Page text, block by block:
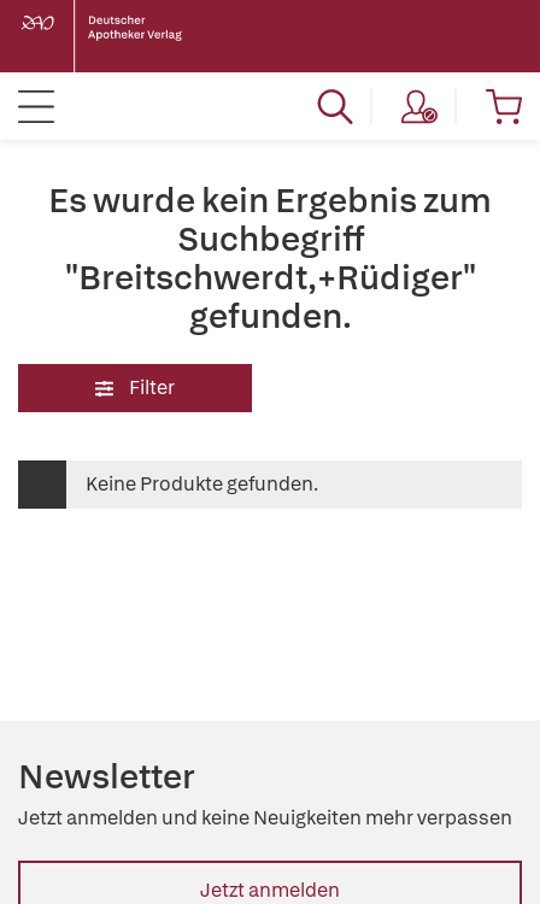
Es wurde kein Ergebnis zum
Suchbegriff
"Breitschwerdt,+Rüdiger"
gefunden.
Filter
Keine Produkte gefunden.
Newsletter
Jetzt anmelden und keine Neuigkeiten mehr verpassen
Jetzt anmelden